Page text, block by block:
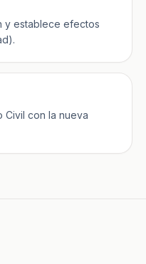
y establece efectos
Civil con la nueva